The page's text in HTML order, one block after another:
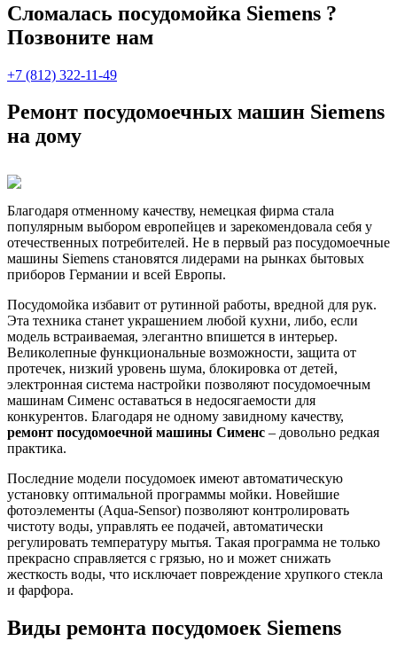
Сломалась посудомойка Siemens ?
Позвоните нам
+7 (812) 322-11-49
Ремонт посудомоечных машин Siemens
на дому
Благодаря отменному качеству, немецкая фирма стала
популярным выбором европейцев и зарекомендовала себя у
отечественных потребителей. Не в первый раз посудомоечные
машины Siemens становятся лидерами на рынках бытовых
приборов Германии и всей Европы.
Посудомойка избавит от рутинной работы, вредной для рук.
Эта техника станет украшением любой кухни, либо, если
модель встраиваемая, элегантно впишется в интерьер.
Великолепные функциональные возможности, защита от
протечек, низкий уровень шума, блокировка от детей,
электронная система настройки позволяют посудомоечным
машинам Сименс оставаться в недосягаемости для
конкурентов. Благодаря не одному завидному качеству,
ремонт посудомоечной машины Сименс – довольно редкая
практика.
Последние модели посудомоек имеют автоматическую
установку оптимальной программы мойки. Новейшие
фотоэлементы (Aqua-Sensor) позволяют контролировать
чистоту воды, управлять ее подачей, автоматически
регулировать температуру мытья. Такая программа не только
прекрасно справляется с грязью, но и может снижать
жесткость воды, что исключает повреждение хрупкого стекла
и фарфора.
Виды ремонта посудомоек Siemens